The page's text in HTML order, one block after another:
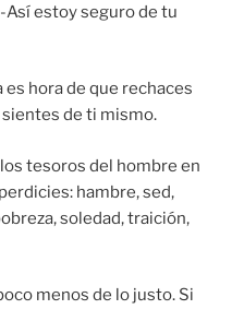
estoy seguro de tu
es hora de que rechaces
de ti mismo.
tesoros del hombre en
hambre, sed,
soledad, traición,
menos de lo justo. Si